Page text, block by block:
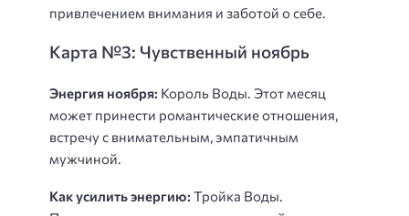
привлечением внимания и заботой о себе.
Карта №3: Чувственный ноябрь
Энергия ноября: Король Воды. Этот месяц
может принести романтические отношения,
встречу с внимательным, эмпатичным
мужчиной.
Как усилить энергию: Тройка Воды.